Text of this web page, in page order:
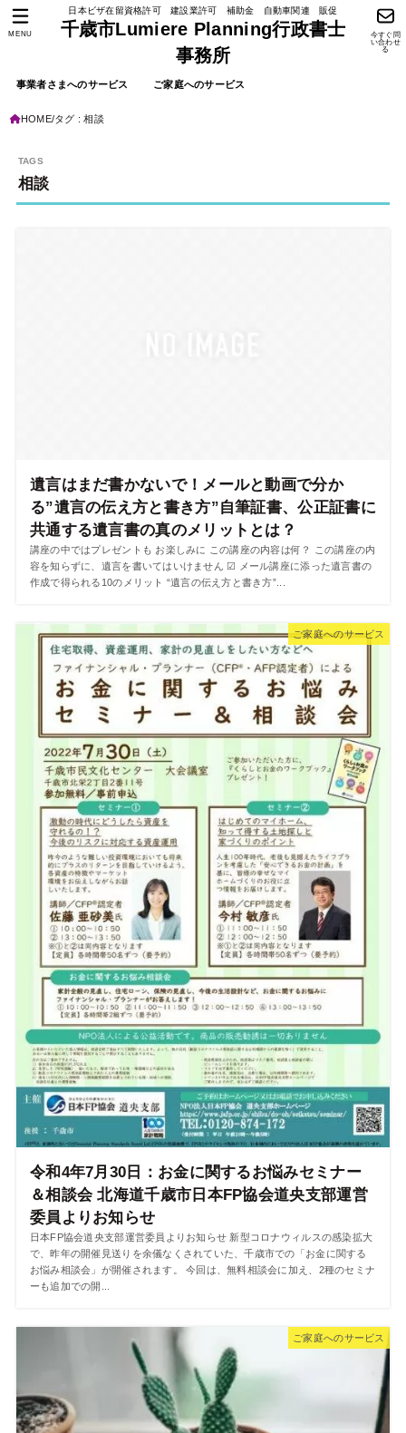
日本ビザ在留資格許可 建設業許可 補助金 自動車関連 販促
千歳市Lumiere Planning行政書士
事務所
事業者さまへのサービス ご家庭へのサービス
今すぐ問
い合わせ
る
MENU
HOME タグ : 相談
相談
遺言はまだ書かないで！メールと動画で分か
る”遺言の伝え方と書き方”自筆証書、公正証書に
共通する遺言書の真のメリットとは？
講座の中ではプレゼントも お楽しみに この講座の内容は何？ この講座の内
容を知らずに、遺言を書いてはいけません ☑ メール講座に添った遺言書の
作成で得られる10のメリット “遺言の伝え方と書き方”...
ご家庭へのサービス
令和4年7月30日：お金に関するお悩みセミナー
＆相談会 北海道千歳市日本FP協会道央支部運営
委員よりお知らせ
日本FP協会道央支部運営委員よりお知らせ 新型コロナウィルスの感染拡大
で、昨年の開催見送りを余儀なくされていた、千歳市での「お金に関する
お悩み相談会」が開催されます。 今回は、無料相談会に加え、2種のセミナ
ーも追加での開...
ご家庭へのサービス